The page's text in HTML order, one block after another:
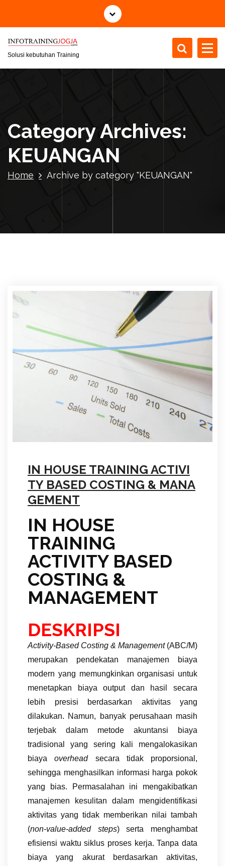
i
Solusi kebutuhan Training
Category Archives:
KEUANGAN
Home Archive by category "KEUANGAN"
IN HOUSE TRAINING ACTIVI
TY BASED COSTING & MANA
GEMENT
IN HOUSE
TRAINING
ACTIVITY BASED
COSTING &
MANAGEMENT
DESKRIPSI
Activity-Based Costing & Management(ABC/M)
merupakan pendekatan manajemen biaya
modern yang memungkinkan organisasi untuk
menetapkan biaya output dan hasil secara
lebih presisi berdasarkan aktivitas yang
dilakukan. Namun, banyak perusahaan masih
terjebak dalam metode akuntansi biaya
tradisional yang sering kali mengalokasikan
biayaoverheadsecara tidak proporsional,
sehingga menghasilkan informasi harga pokok
yang bias. Permasalahan ini mengakibatkan
manajemen kesulitan dalam mengidentifikasi
aktivitas yang tidak memberikan nilai tambah
(non-value-added steps) serta menghambat
efisiensi waktu siklus proses kerja. Tanpa data
biaya yang akurat berdasarkan aktivitas,